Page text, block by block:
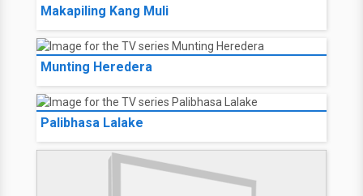
Makapiling Kang Muli
Munting Heredera
Palibhasa Lalake